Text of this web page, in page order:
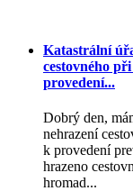
Katastrální
cestovného
provedení...
Dobrý den,
nehrazení
k provedení
hrazeno
hromad...